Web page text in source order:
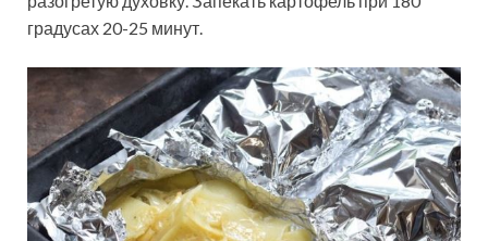
градусах 20-25 минут.